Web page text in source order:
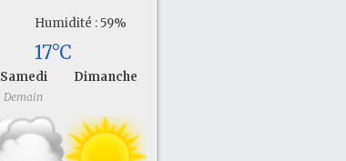
Humidité : 59%
17°C
Samedi
Demain
Dimanche